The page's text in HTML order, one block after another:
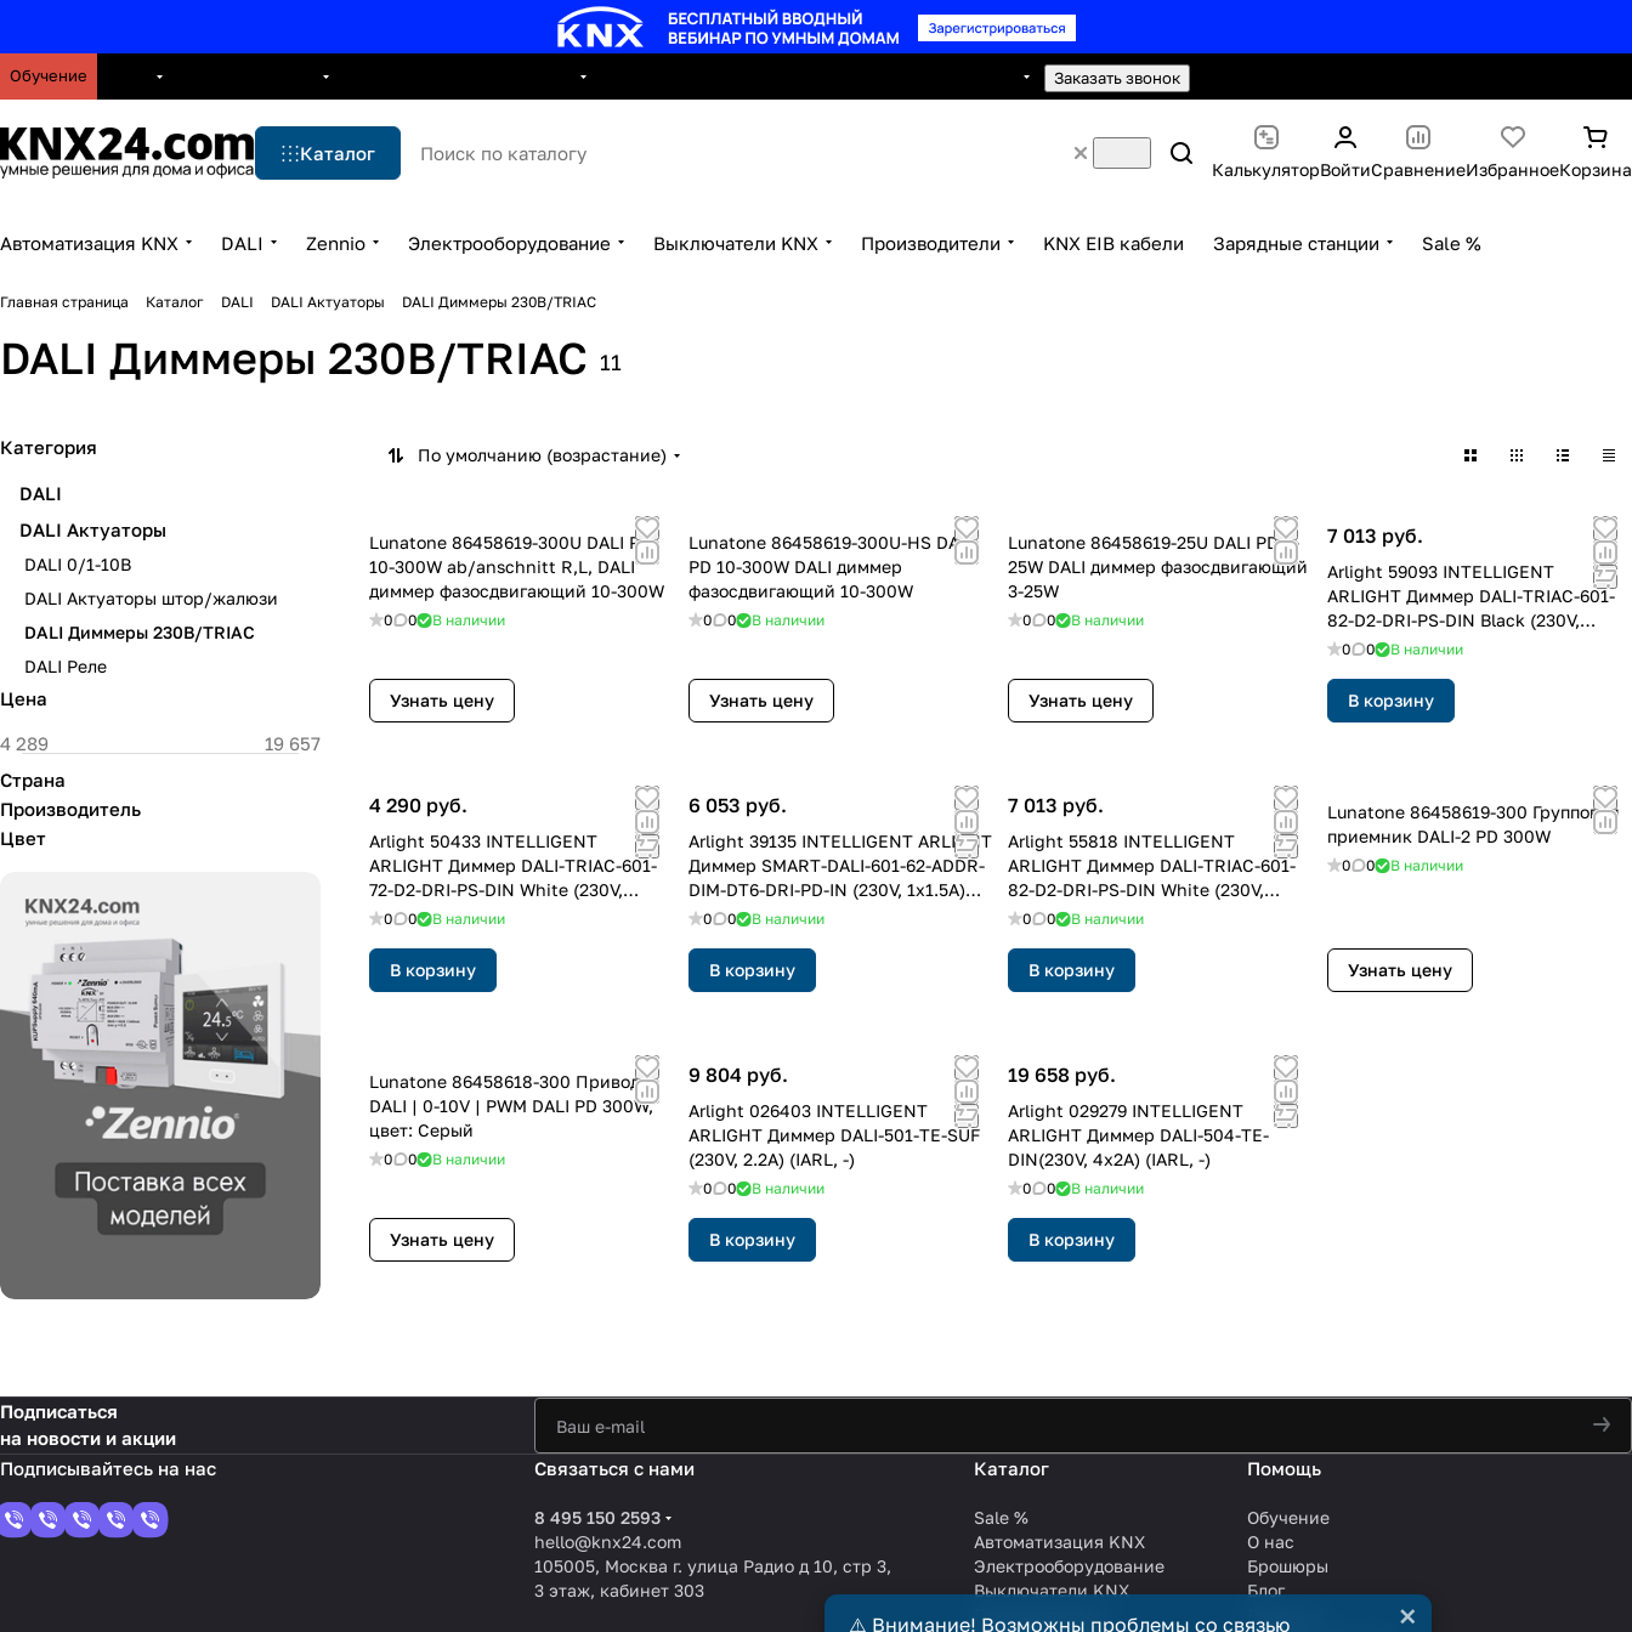
Обучение Заказать звонок
Каталог
КалькуляторВойтиСравнениеИзбранноеКорзина
Автоматизация KNX DALI Zennio Электрооборудование Выключатели KNX Производители KNX EIB кабели Зарядные станции Sale %
Главная страница Каталог DALI DALI Актуаторы DALI Диммеры 230В/TRIAC
DALI Диммеры 230В/TRIAC 11
По умолчанию (возрастание)
Lunatone 86458619-300U DALI PD
10-300W ab/anschnitt R,L, DALI
диммер фазосдвигающий 10-300W
0 0 В наличии
Узнать цену
Lunatone 86458619-300U-HS DALI
PD 10-300W DALI диммер
фазосдвигающий 10-300W
0 0 В наличии
Узнать цену
Lunatone 86458619-25U DALI PD 3-
25W DALI диммер фазосдвигающий
3-25W
0 0 В наличии
Узнать цену
7 013 руб.
Arlight 59093 INTELLIGENT
ARLIGHT Диммер DALI-TRIAC-601-
82-D2-DRI-PS-DIN Black (230V,
1x1.5A) (IARL, IP20 Пластик, 5 лет)
0 0 В наличии
В корзину
4 290 руб.
Arlight 50433 INTELLIGENT
ARLIGHT Диммер DALI-TRIAC-601-
72-D2-DRI-PS-DIN White (230V,
1x1.5A) (IARL, IP20 Пластик, 5 лет)
0 0 В наличии
В корзину
6 053 руб.
Arlight 39135 INTELLIGENT ARLIGHT
Диммер SMART-DALI-601-62-ADDR-
DIM-DT6-DRI-PD-IN (230V, 1x1.5A)
(IARL, IP20 Пластик, 5 лет)
0 0 В наличии
В корзину
7 013 руб.
Arlight 55818 INTELLIGENT
ARLIGHT Диммер DALI-TRIAC-601-
82-D2-DRI-PS-DIN White (230V,
1x1.5A) (IARL, IP20 Пластик, 5 лет)
0 0 В наличии
В корзину
Lunatone 86458619-300 Групповой
приемник DALI-2 PD 300W
0 0 В наличии
Узнать цену
Lunatone 86458618-300 Приводы:
DALI | 0-10V | PWM DALI PD 300W,
цвет: Серый
0 0 В наличии
Узнать цену
9 804 руб.
Arlight 026403 INTELLIGENT
ARLIGHT Диммер DALI-501-TE-SUF
(230V, 2.2A) (IARL, -)
0 0 В наличии
В корзину
19 658 руб.
Arlight 029279 INTELLIGENT
ARLIGHT Диммер DALI-504-TE-
DIN(230V, 4x2A) (IARL, -)
0 0 В наличии
В корзину
Категория
DALI
DALI Актуаторы
DALI 0/1-10В
DALI Актуаторы штор/жалюзи
DALI Диммеры 230В/TRIAC
DALI Реле
Цена
Страна
Производитель
Цвет
Подписаться
на новости и акции
Связаться с нами
8 495 150 2593
hello@knx24.com
105005, Москва г. улица Радио д 10, стр 3,
3 этаж, кабинет 303
Каталог
Sale %
Автоматизация KNX
Электрооборудование
Выключатели KNX
Производители
Помощь
Обучение
О нас
Брошюры
Блог
⚠️ Внимание! Возможны проблемы со связью ×